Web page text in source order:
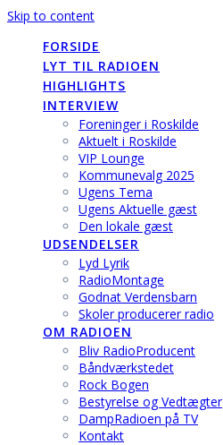
Skip to content
FORSIDE
LYT TIL RADIOEN
HIGHLIGHTS
INTERVIEW
Foreninger i Roskilde
Aktuelt i Roskilde
VIP Lounge
Kommunevalg 2025
Ugens Tema
Ugens Aktuelle gæst
Den lokale gæst
UDSENDELSER
Lyd Lyrik
RadioMontage
Godnat Verdensbarn
Skoler producerer radio
OM RADIOEN
Bliv RadioProducent
Båndværkstedet
Rock Bogen
Bestyrelse og Vedtægter
DampRadioen på TV
Kontakt